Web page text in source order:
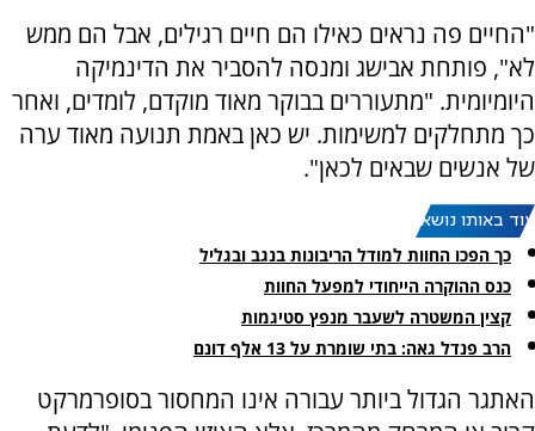
"החיים פה נראים כאילו הם חיים רגילים, אבל הם ממש
לא", פותחת אבישג ומנסה להסביר את הדינמיקה
היומיומית. "מתעוררים בבוקר מאוד מוקדם, לומדים, ואחר
כך מתחלקים למשימות. יש כאן באמת תנועה מאוד ערה
של אנשים שבאים לכאן".
עוד באותו נושא:
כך הפכו החוות למודל הריבונות בנגב ובגליל
כנס ההוקרה הייחודי למפעל החוות
קצין המשטרה לשעבר מנפץ סטיגמות
הרב פנדל גאה: בתי שומרת על 13 אלף דונם
האתגר הגדול ביותר עבורה אינו המחסור בסופרמרקט